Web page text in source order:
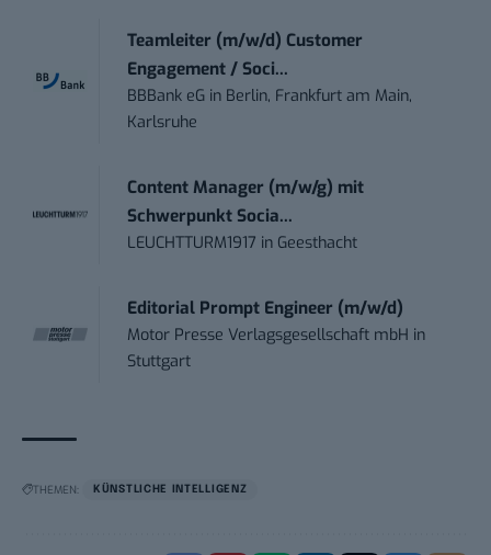
Teamleiter (m/w/d) Customer
Engagement / Soci...
BBBank eG in Berlin, Frankfurt am Main,
Karlsruhe
Content Manager (m/w/g) mit
Schwerpunkt Socia...
LEUCHTTURM1917 in Geesthacht
Editorial Prompt Engineer (m/w/d)
Motor Presse Verlagsgesellschaft mbH in
Stuttgart
THEMEN: KÜNSTLICHE INTELLIGENZ